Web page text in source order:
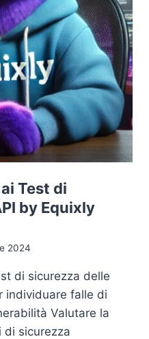
Test di
by Equixly
2024
di sicurezza delle
individuare falle di
Valutare la
di sicurezza